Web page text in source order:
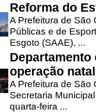
Reforma do
A Prefeitura de São
Públicas e de
Esgoto (SAAE), ...
operação
A Prefeitura de São
Secretaria
quarta-feira ...